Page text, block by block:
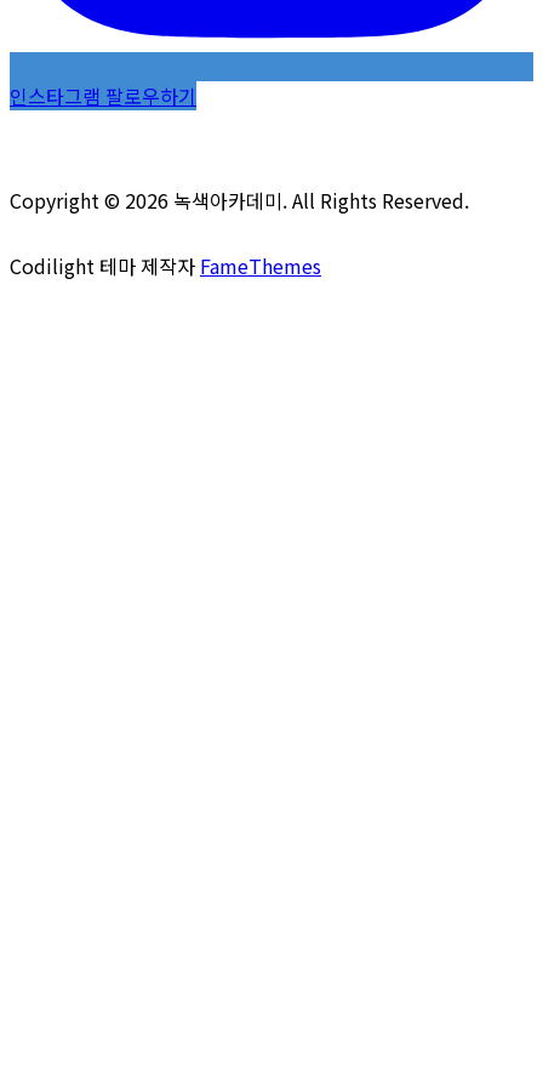
인스타그램 팔로우하기
Copyright © 2026 녹색아카데미. All Rights Reserved.
Codilight 테마 제작자 FameThemes